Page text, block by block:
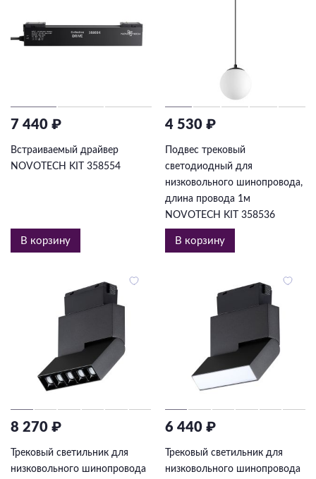
7 440 ₽
Встраиваемый драйвер
NOVOTECH KIT 358554
В корзину
4 530 ₽
Подвес трековый
светодиодный для
низковольного шинопровода,
длина провода 1м
NOVOTECH KIT 358536
В корзину
8 270 ₽
Трековый светильник для
низковольного шинопровода
6 440 ₽
Трековый светильник для
низковольного шинопровода